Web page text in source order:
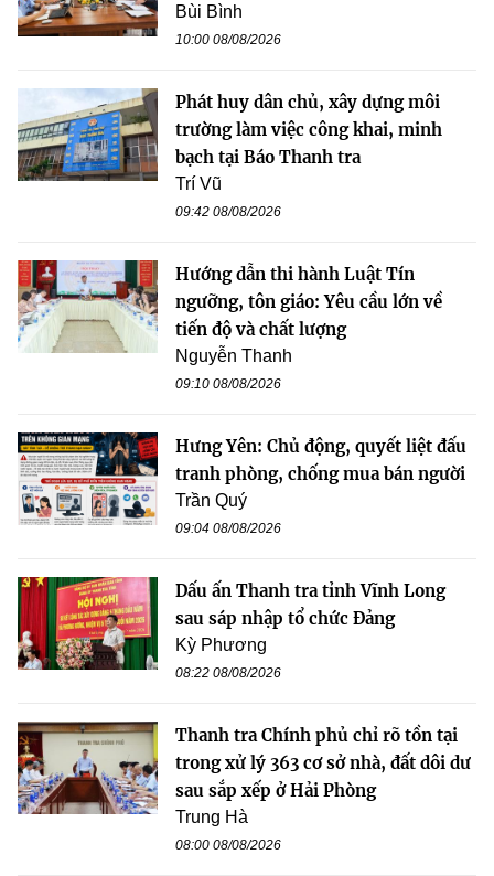
Bùi Bình
10:00 08/08/2026
Phát huy dân chủ, xây dựng môi
trường làm việc công khai, minh
bạch tại Báo Thanh tra
Trí Vũ
09:42 08/08/2026
Hướng dẫn thi hành Luật Tín
ngưỡng, tôn giáo: Yêu cầu lớn về
tiến độ và chất lượng
Nguyễn Thanh
09:10 08/08/2026
Hưng Yên: Chủ động, quyết liệt đấu
tranh phòng, chống mua bán người
Trần Quý
09:04 08/08/2026
Dấu ấn Thanh tra tỉnh Vĩnh Long
sau sáp nhập tổ chức Đảng
Kỳ Phương
08:22 08/08/2026
Thanh tra Chính phủ chỉ rõ tồn tại
trong xử lý 363 cơ sở nhà, đất dôi dư
sau sắp xếp ở Hải Phòng
Trung Hà
08:00 08/08/2026